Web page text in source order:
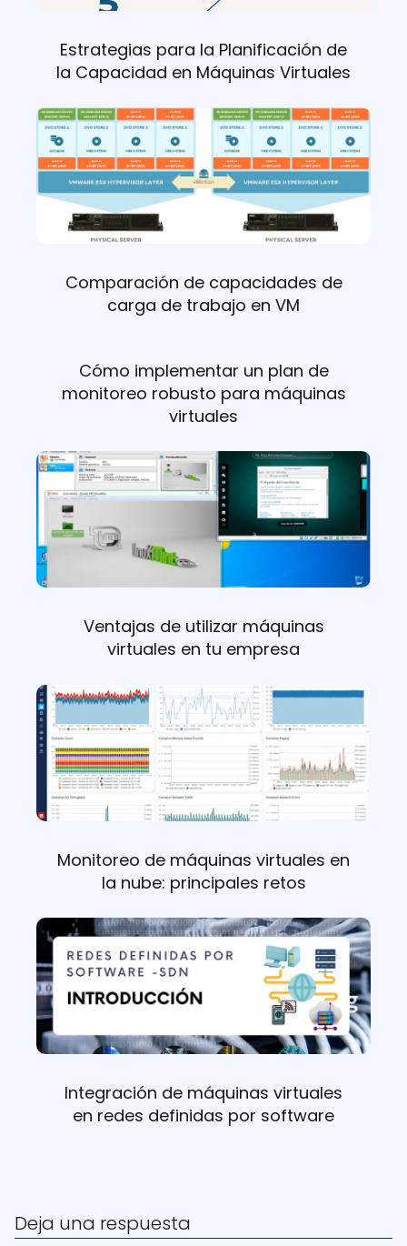
Estrategias para la Planificación de
la Capacidad en Máquinas Virtuales
Comparación de capacidades de
carga de trabajo en VM
Cómo implementar un plan de
monitoreo robusto para máquinas
virtuales
Ventajas de utilizar máquinas
virtuales en tu empresa
Monitoreo de máquinas virtuales en
la nube: principales retos
Integración de máquinas virtuales
en redes definidas por software
Deja una respuesta